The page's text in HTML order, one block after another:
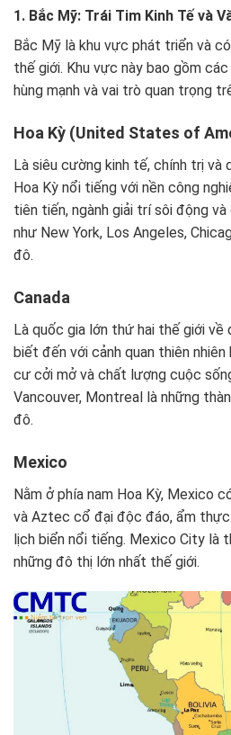
1. Bắc Mỹ: Trái Tim Kinh Tế và
Bắc Mỹ là khu vực phát triển và
thế giới. Khu vực này bao gồm
hùng mạnh và vai trò quan trọng
Hoa Kỳ (United States of
Là siêu cường kinh tế, chính trị và
Hoa Kỳ nổi tiếng với nền công
tiên tiến, ngành giải trí sôi động
như New York, Los Angeles,
đô.
Canada
Là quốc gia lớn thứ hai thế giới về
biết đến với cảnh quan thiên nhiên
cư cởi mở và chất lượng cuộc
Vancouver, Montreal là những
đô.
Mexico
Nằm ở phía nam Hoa Kỳ, Mexico
và Aztec cổ đại độc đáo, ẩm thực
lịch biển nổi tiếng. Mexico City là
những đô thị lớn nhất thế giới.